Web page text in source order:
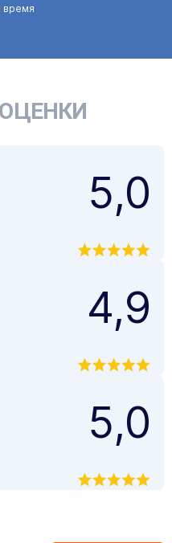
время
ОЦЕНКИ
5,0
4,9
5,0